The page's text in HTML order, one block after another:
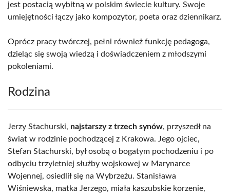
jest postacią wybitną w polskim świecie kultury. Swoje
umiejętności łączy jako kompozytor, poeta oraz dziennikarz.
Oprócz pracy twórczej, pełni również funkcję pedagoga,
dzieląc się swoją wiedzą i doświadczeniem z młodszymi
pokoleniami.
Rodzina
Jerzy Stachurski, najstarszy z trzech synów, przyszedł na
świat w rodzinie pochodzącej z Krakowa. Jego ojciec,
Stefan Stachurski, był osobą o bogatym pochodzeniu i po
odbyciu trzyletniej służby wojskowej w Marynarce
Wojennej, osiedlił się na Wybrzeżu. Stanisława
Wiśniewska, matka Jerzego, miała kaszubskie korzenie,